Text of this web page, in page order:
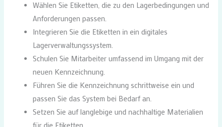
Wählen Sie Etiketten, die zu den Lagerbedingungen und
Anforderungen passen.
Integrieren Sie die Etiketten in ein digitales
Lagerverwaltungssystem.
Schulen Sie Mitarbeiter umfassend im Umgang mit der
neuen Kennzeichnung.
Führen Sie die Kennzeichnung schrittweise ein und
passen Sie das System bei Bedarf an.
Setzen Sie auf langlebige und nachhaltige Materialien